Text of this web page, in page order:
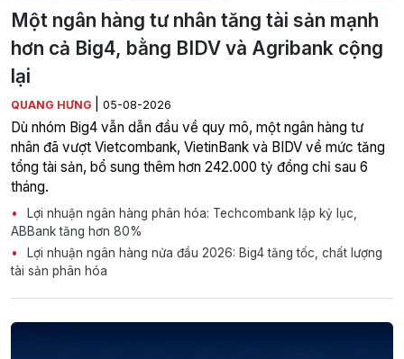
Một ngân hàng tư nhân tăng tài sản mạnh
hơn cả Big4, bằng BIDV và Agribank cộng
lại
QUANG HƯNG 05-08-2026
Dù nhóm Big4 vẫn dẫn đầu về quy mô, một ngân hàng tư
nhân đã vượt Vietcombank, VietinBank và BIDV về mức tăng
tổng tài sản, bổ sung thêm hơn 242.000 tỷ đồng chỉ sau 6
tháng.
Lợi nhuận ngân hàng phân hóa: Techcombank lập kỷ lục,
ABBank tăng hơn 80%
Lợi nhuận ngân hàng nửa đầu 2026: Big4 tăng tốc, chất lượng
tài sản phân hóa